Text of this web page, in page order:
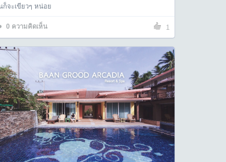
ก็จะเขียวๆ หน่อย
0 ความคิดเห็น 1